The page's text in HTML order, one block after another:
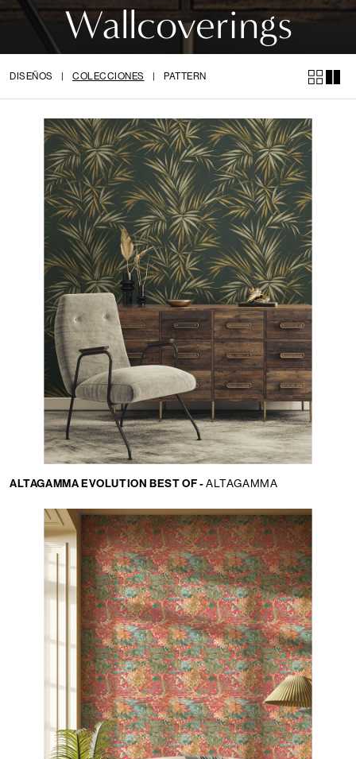
Wallcoverings
DISEÑOS | COLECCIONES | PATTERN
ALTAGAMMA EVOLUTION BEST OF -ALTAGAMMA